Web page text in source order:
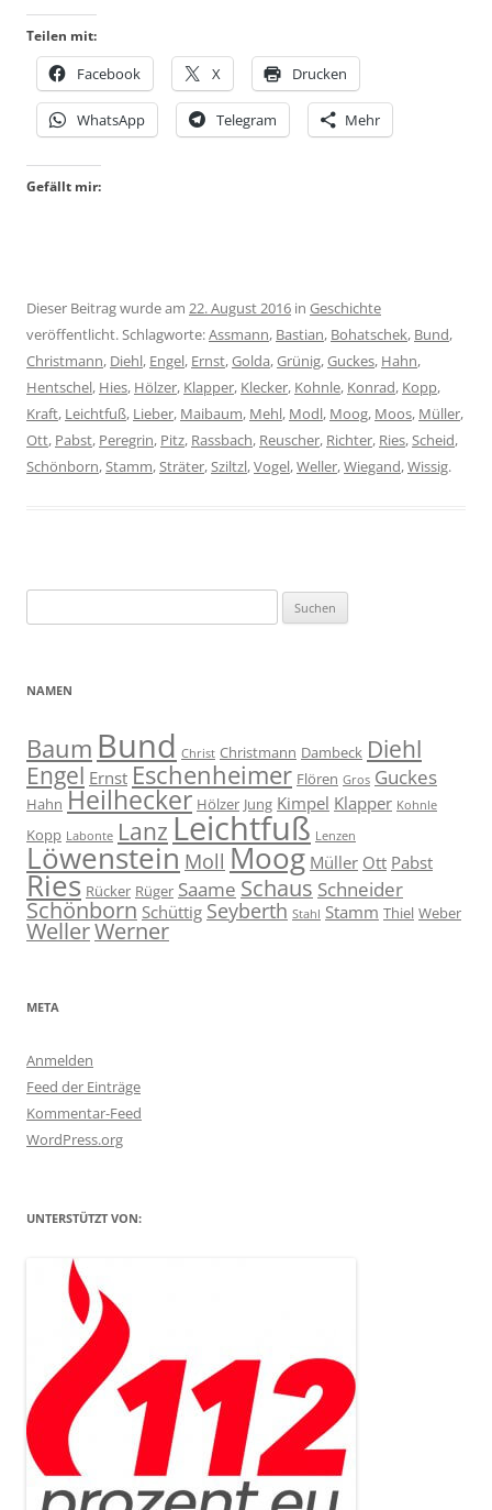
Teilen mit:
Facebook X Drucken
WhatsApp Telegram Mehr
Gefällt mir:
Dieser Beitrag wurde am 22. August 2016 in Geschichte
veröffentlicht. Schlagworte:Assmann, Bastian, Bohatschek, Bund,
Christmann, Diehl, Engel, Ernst,Golda,Grünig,Guckes, Hahn,
Hentschel, Hies, Hölzer, Klapper, Klecker, Kohnle, Konrad, Kopp,
Kraft, Leichtfuß, Lieber, Maibaum, Mehl, Modl, Moog, Moos, Müller,
Ott, Pabst, Peregrin, Pitz, Rassbach, Reuscher, Richter, Ries,Scheid,
Schönborn,Stamm,Sträter,Sziltzl,Vogel,Weller,Wiegand,Wissig.
nach:
NAMEN
Baum Bund Christ Christmann Dambeck Diehl
Engel Ernst Eschenheimer Flören Gros Guckes
Hahn Heilhecker Hölzer Jung Kimpel Klapper Kohnle
Kopp Labonte LanzLeichtfuß Lenzen
Löwenstein Moll Moog Müller Ott Pabst
Ries Rücker Rüger Saame Schaus Schneider
Schönborn Schüttig Seyberth Stahl Stamm Thiel Weber
WellerWerner
META
Anmelden
Feed der Einträge
Kommentar-Feed
WordPress.org
UNTERSTÜTZT VON: